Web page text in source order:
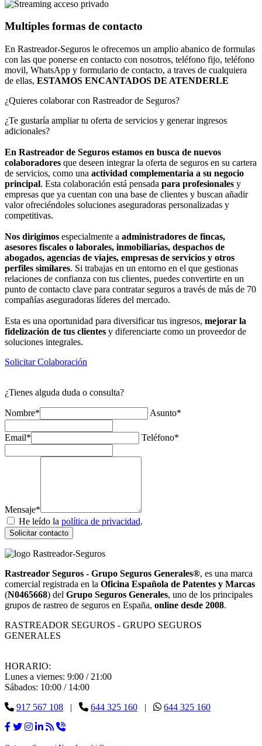
Multiples formas de contacto
En Rastreador-Seguros le ofrecemos un amplio abanico de formulas
con las que ponerse en contacto con nosotros, teléfono fijo, teléfono
movil, WhatsApp y formulario de contacto, a traves de cualquiera
de ellas, ESTAMOS ENCANTADOS DE ATENDERLE
¿Quieres colaborar con Rastreador de Seguros?
¿Te gustaría ampliar tu oferta de servicios y generar ingresos
adicionales?
En Rastreador de Seguros estamos en busca de nuevos
colaboradores que deseen integrar la oferta de seguros en su cartera
de servicios, como una actividad complementaria a su negocio
principal. Esta colaboración está pensada para profesionales y
empresas que ya cuentan con una base de clientes y buscan añadir
valor ofreciéndoles soluciones aseguradoras personalizadas y
competitivas.
Nos dirigimos especialmente a administradores de fincas,
asesores fiscales o laborales, inmobiliarias, despachos de
abogados, agencias de viajes, empresas de servicios y otros
perfiles similares. Si trabajas en un entorno en el que gestionas
relaciones de confianza con tus clientes, puedes convertirte en un
punto de contacto clave para contratar seguros a través de más de 70
compañías aseguradoras líderes del mercado.
Esta es una oportunidad para diversificar tus ingresos, mejorar la
fidelización de tus clientes y diferenciarte como un proveedor de
soluciones integrales.
Solicitar Colaboración
¿Tienes alguda duda o consulta?
Nombre* Asunto*
Email* Teléfono*
Mensaje*
He leído la política de privacidad.
Solicitar contacto
Rastreador Seguros - Grupo Seguros Generales®, es una marca
comercial registrada en la Oficina Española de Patentes y Marcas
(N0465668) del Grupo Seguros Generales, uno de los principales
grupos de rastreo de seguros en España, online desde 2008.
RASTREADOR SEGUROS - GRUPO SEGUROS
GENERALES
HORARIO:
Lunes a viernes: 9:00 / 21:00
Sábados: 10:00 / 14:00
917 567 108 | 644 325 160 | 644 325 160